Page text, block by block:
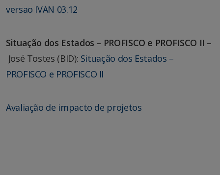
versao IVAN 03.12
Situação dos Estados – PROFISCO e PROFISCO II –
José Tostes (BID): Situação dos Estados –
PROFISCO e PROFISCO II
Avaliação de impacto de projetos